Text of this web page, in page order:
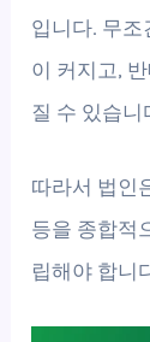
입니다. 무
이 커지고,
질 수 있습니
따라서 법인
등을 종합적
립해야 합니